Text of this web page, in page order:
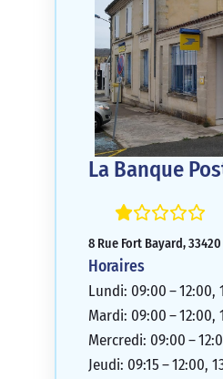
La Banque
8 Rue Fort Bayard,
Horaires
Lundi: 09:00 – 12:00,
Mardi: 09:00 – 12:00,
Mercredi: 09:00 –
Jeudi: 09:15 – 12:00,